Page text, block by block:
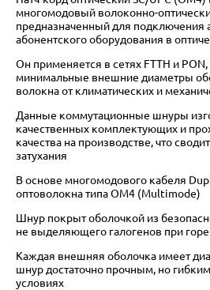
многомодовый волоконно-
предназначенный для подключения
абонентского оборудования в
Он применяется в сетях FTTH и PON,
минимальные внешние диаметры
волокна от климатических и
Данные коммутационные шнуры
качественных комплектующих и
качества на производстве, что
затухания
В основе многомодового кабеля
оптоволокна типа OM4 (Multimode)
Шнур покрыт оболочкой из
не выделяющего галогенов при
Каждая внешняя оболочка имеет
шнур достаточно прочным, но
условиях